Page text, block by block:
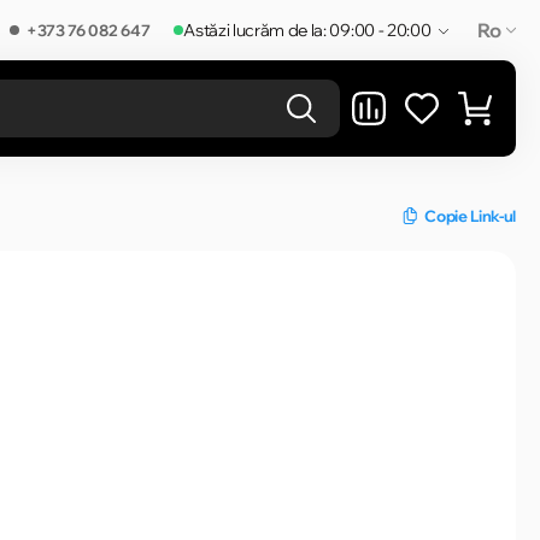
+373 76 082 647 Astăzi lucrăm de la: 09:00 - 20:00 Ro
Copie Link-ul